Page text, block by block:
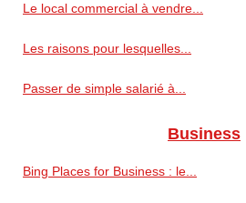
Le local commercial à vendre...
Les raisons pour lesquelles...
Passer de simple salarié à...
Business
Bing Places for Business : le...